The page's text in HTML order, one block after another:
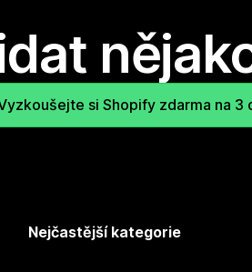
si Shopify zdarma na 3
Nejčastější kategorie